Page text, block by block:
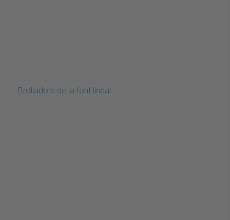
Brolladors de la font lineal